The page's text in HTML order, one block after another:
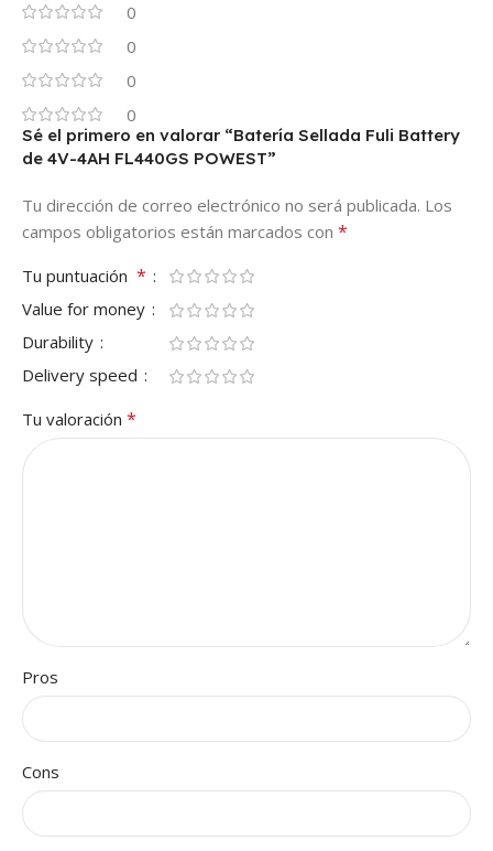
0
0
0
0
Sé el primero en valorar “Batería Sellada Fuli Battery
de 4V-4AH FL440GS POWEST”
Tu dirección de correo electrónico no será publicada. Los
campos obligatorios están marcados con *
Tu puntuación *
Value for money
Durability
Delivery speed
Tu valoración *
Pros
Cons